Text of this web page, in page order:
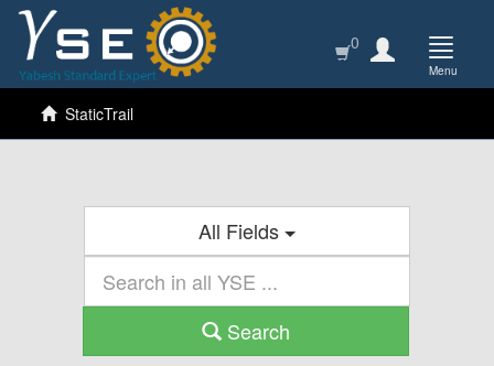
0
Menu
StaticTrail
All Fields
Search